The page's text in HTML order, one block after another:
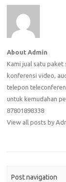
About Admin
Kami jual satu paket
konferensi video,
telepon
untuk kemudahan
87801898338
View all posts by
Post navigation